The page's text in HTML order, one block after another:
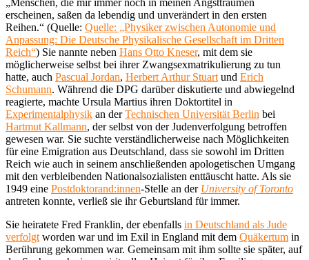
erscheinen, saßen da lebendig und unverändert in den ersten
Reihen.“ (Quelle: Quelle: „Physiker zwischen Autonomie und
Anpassung: Die Deutsche Physikalische Gesellschaft im Dritten
Reich“) Sie nannte neben Hans Otto Kneser, mit dem sie
möglicherweise selbst bei ihrer Zwangsexmatrikulierung zu tun
hatte, auch Pascual Jordan, Herbert Arthur Stuart und Erich
Schumann. Während die DPG darüber diskutierte und abwiegelnd
reagierte, machte Ursula Martius ihren Doktortitel in
Experimentalphysik an derTechnischen Universität Berlin bei
Hartmut Kallmann, der selbst von der Judenverfolgung betroffen
gewesen war. Sie suchte verständlicherweise nach Möglichkeiten
für eine Emigration aus Deutschland, dass sie sowohl im Dritten
Reich wie auch in seinem anschließenden apologetischen Umgang
mit den verbleibenden Nationalsozialisten enttäuscht hatte. Als sie
1949 eine Postdoktorand:innen-Stelle an der University of Toronto
antreten konnte, verließ sie ihr Geburtsland für immer.
Sie heiratete Fred Franklin, der ebenfalls in Deutschland als Jude
verfolgt worden war und im Exil in England mit dem Quäkertum in
Berührung gekommen war. Gemeinsam mit ihm sollte sie später, auf